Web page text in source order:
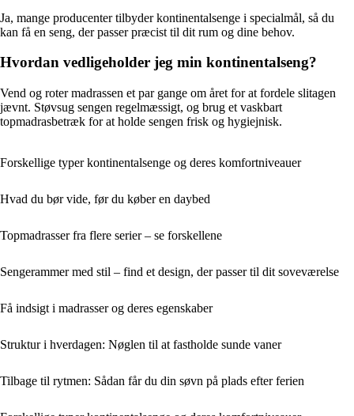
Ja, mange producenter tilbyder kontinentalsenge i specialmål, så du
kan få en seng, der passer præcist til dit rum og dine behov.
Hvordan vedligeholder jeg min kontinentalseng?
Vend og roter madrassen et par gange om året for at fordele slitagen
jævnt. Støvsug sengen regelmæssigt, og brug et vaskbart
topmadrasbetræk for at holde sengen frisk og hygiejnisk.
Forskellige typer kontinentalsenge og deres komfortniveauer
Hvad du bør vide, før du køber en daybed
Topmadrasser fra flere serier – se forskellene
Sengerammer med stil – find et design, der passer til dit soveværelse
Få indsigt i madrasser og deres egenskaber
Struktur i hverdagen: Nøglen til at fastholde sunde vaner
Tilbage til rytmen: Sådan får du din søvn på plads efter ferien